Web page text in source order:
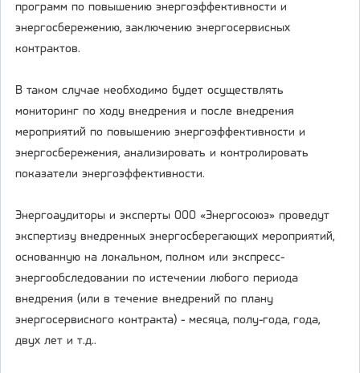
программ по повышению энергоэффективности и
энергосбережению, заключению энергосервисных
контрактов.
В таком случае необходимо будет осуществлять
мониторинг по ходу внедрения и после внедрения
мероприятий по повышению энергоэффективности и
энергосбережения, анализировать и контролировать
показатели энергоэффективности.
Энергоаудиторы и эксперты ООО «Энергосоюз» проведут
экспертизу внедренных энергосберегающих мероприятий,
основанную на локальном, полном или экспресс-
энергообследовании по истечении любого периода
внедрения (или в течение внедрений по плану
энергосервисного контракта) - месяца, полу-года, года,
двух лет и т.д..